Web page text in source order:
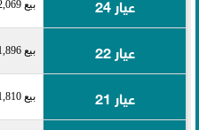
عيار 24
بيع 2,069 شراء 2,114
عيار 22 بيع 1,896 شراء 1,938
عيار 21 بيع 1,810 شراء 1,850